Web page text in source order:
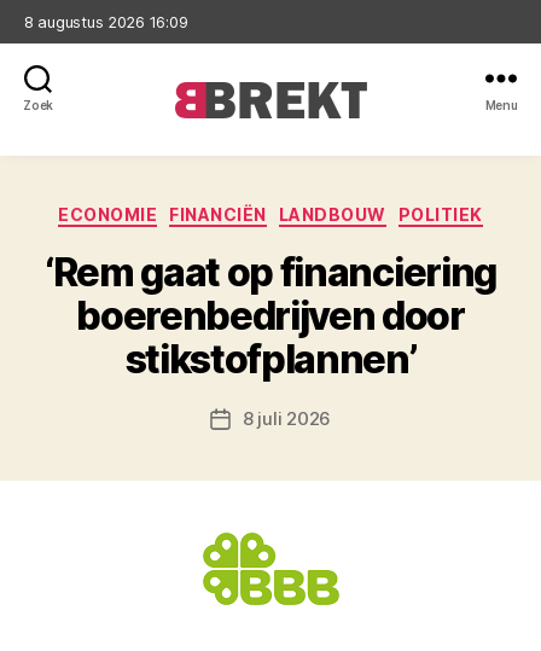
8 augustus 2026 16:09
Zoek Menu
Categorieën
ECONOMIE FINANCIËN LANDBOUW POLITIEK
‘Rem gaat op financiering
boerenbedrijven door
stikstofplannen’
Berichtdatum
8 juli 2026